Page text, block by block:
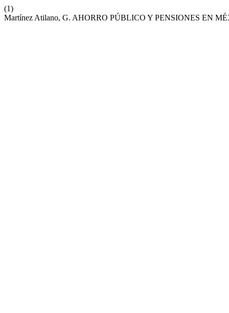
(1)
Martínez Atilano, G. AHORRO PÚBLICO Y PENSIONES EN